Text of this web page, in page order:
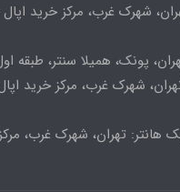
شعبه 1: تهران، شهرک غرب، مرکز
شهرک غرب، مرکز خرید
هانتر: تهران، شهرک غرب،